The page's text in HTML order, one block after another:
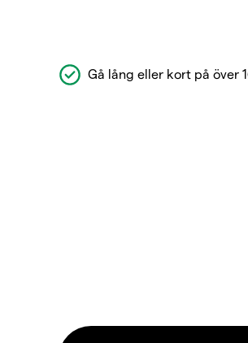
Gå lång eller kort på över